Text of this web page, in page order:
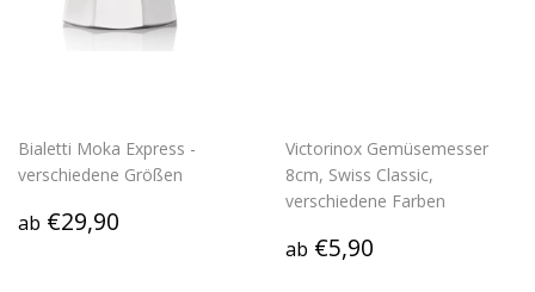
Bialetti Moka Express -
verschiedene Größen
Normaler
ab €29,90
Victorinox Gemüsemesser
8cm, Swiss Classic,
verschiedene Farben
Normaler
Preis
ab €5,90